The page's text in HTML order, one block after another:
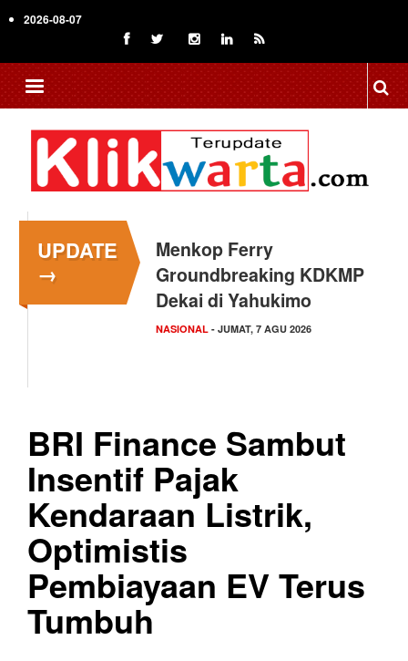
to
content
2026-08-07
UPDATE
→
Menkop Ferry
Groundbreaking KDKMP
Dekai di Yahukimo
NASIONAL - JUMAT, 7 AGU 2026
Dosen Ilmu Komputer
UPER Kembangkan
Aplikasi Netrash,
Pengelolaan…
BRI Finance Sambut
Insentif Pajak
Kendaraan Listrik,
Optimistis
Pembiayaan EV Terus
Tumbuh